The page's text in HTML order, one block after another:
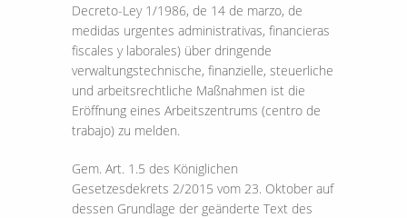
Decreto-Ley 1/1986, de 14 de marzo, de
medidas urgentes administrativas, financieras
fiscales y laborales) über dringende
verwaltungstechnische, finanzielle, steuerliche
und arbeitsrechtliche Maßnahmen ist die
Eröffnung eines Arbeitszentrums (centro de
trabajo) zu melden.
Gem. Art. 1.5 des Königlichen
Gesetzesdekrets 2/2015 vom 23. Oktober auf
dessen Grundlage der geänderte Text des